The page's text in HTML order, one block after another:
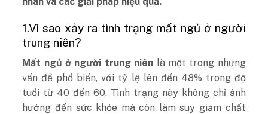
1.Vì sao xảy ra tình trạng mất ngủ ở người
trung niên?
Mất ngủ ở người trung niên là một trong những
vấn đề phổ biến, với tỷ lệ lên đến 48% trong độ
tuổi từ 40 đến 60. Tình trạng này không chỉ ảnh
hưởng đến sức khỏe mà còn làm suy giảm chất